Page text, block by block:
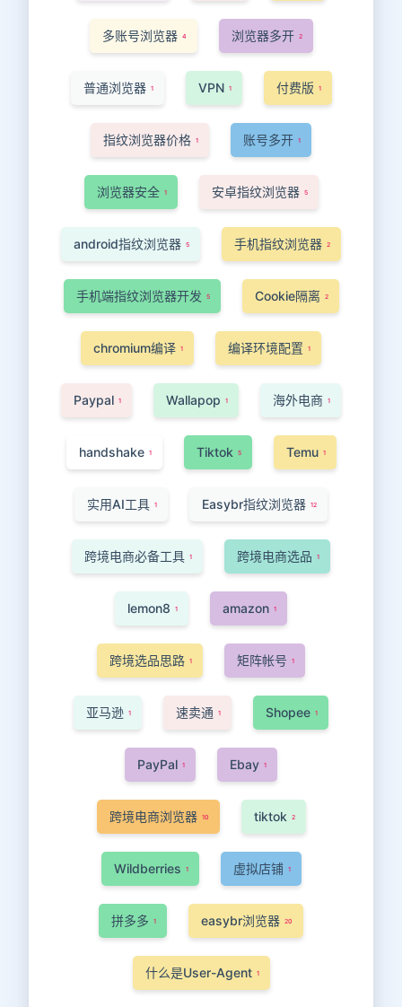
多账号浏览器 4 浏览器多开 2
普通浏览器 1 VPN 1 付费版 1
指纹浏览器价格 1 账号多开 1
浏览器安全 1 安卓指纹浏览器 5
android指纹浏览器 5 手机指纹浏览器 2
手机端指纹浏览器开发 5 Cookie隔离 2
chromium编译 1 编译环境配置 1
Paypal 1 Wallapop 1 海外电商 1
handshake 1 Tiktok 5 Temu 1
实用AI工具 1 Easybr指纹浏览器 12
跨境电商必备工具 1 跨境电商选品 1
lemon8 1 amazon 1
跨境选品思路 1 矩阵帐号 1
亚马逊 1 速卖通 1 Shopee 1
PayPal 1 Ebay 1
跨境电商浏览器 10 tiktok 2
Wildberries 1 虚拟店铺 1
拼多多 1 easybr浏览器 20
什么是User-Agent 1